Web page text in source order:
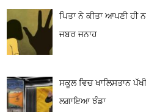
ਪਿਤਾ ਨੇ ਕੀਤਾ ਆਪਣੀ ਹੀ
ਜਬਰ ਜਨਾਹ
ਸਕੂਲ ਵਿਚ ਖਾਲਿਸਤਾਨ
ਲਗਾਇਆ ਝੰਡਾ